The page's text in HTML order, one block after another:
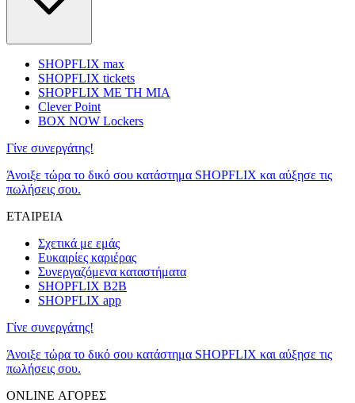
SHOPFLIX max
SHOPFLIX tickets
SHOPFLIX ΜΕ ΤΗ ΜΙΑ
Clever Point
BOX NOW Lockers
Γίνε συνεργάτης!
Άνοιξε τώρα το δικό σου κατάστημα SHOPFLIX και αύξησε τις
πωλήσεις σου.
ΕΤΑΙΡΕΙΑ
Σχετικά με εμάς
Ευκαιρίες καριέρας
Συνεργαζόμενα καταστήματα
SHOPFLIX B2B
SHOPFLIX app
Γίνε συνεργάτης!
Άνοιξε τώρα το δικό σου κατάστημα SHOPFLIX και αύξησε τις
πωλήσεις σου.
ONLINE ΑΓΟΡΕΣ